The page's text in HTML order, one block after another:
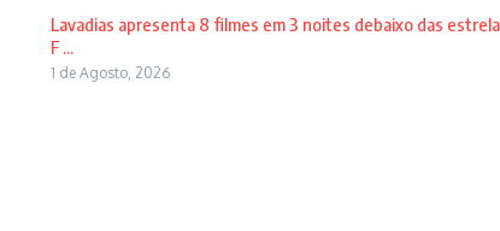
Lavadias apresenta 8 filmes em 3 noites debaixo das
F ...
1 de Agosto, 2026